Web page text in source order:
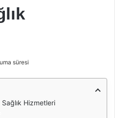
süresi
Hizmetleri